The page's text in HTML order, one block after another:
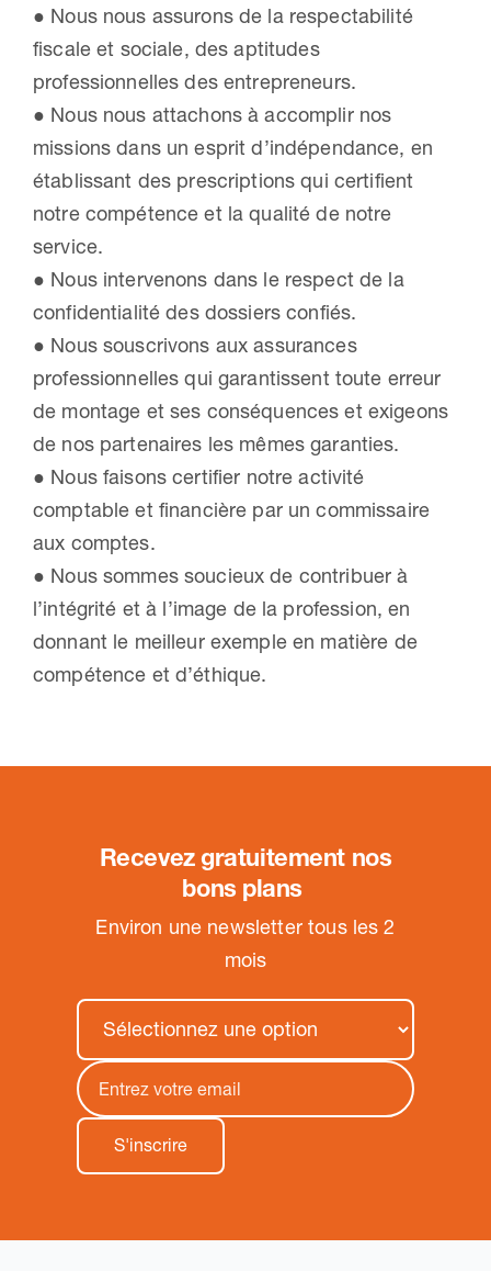
● Nous nous assurons de la respectabilité
fiscale et sociale, des aptitudes
professionnelles des entrepreneurs.
● Nous nous attachons à accomplir nos
missions dans un esprit d’indépendance, en
établissant des prescriptions qui certifient
notre compétence et la qualité de notre
service.
● Nous intervenons dans le respect de la
confidentialité des dossiers confiés.
● Nous souscrivons aux assurances
professionnelles qui garantissent toute erreur
de montage et ses conséquences et exigeons
de nos partenaires les mêmes garanties.
● Nous faisons certifier notre activité
comptable et financière par un commissaire
aux comptes.
● Nous sommes soucieux de contribuer à
l’intégrité et à l’image de la profession, en
donnant le meilleur exemple en matière de
compétence et d’éthique.
Recevez gratuitement nos
bons plans
Environ une newsletter tous les 2
mois